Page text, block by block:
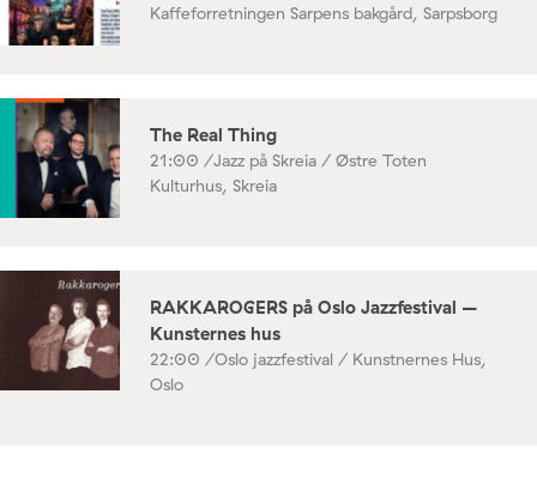
Kaffeforretningen Sarpens bakgård, Sarpsborg
The Real Thing
21:00 /Jazz på Skreia / Østre Toten
Kulturhus, Skreia
RAKKAROGERS på Oslo Jazzfestival –
Kunsternes hus
22:00 /Oslo jazzfestival / Kunstnernes Hus,
Oslo